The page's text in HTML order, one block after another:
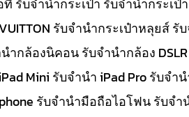
รับจำนำกระเป๋า รับจำนำกระเ
VUITTON รับจำนำกระเป๋าหลุย
ำกล้องนิคอน รับจำนำกล้อง
Mini รับจำนำ iPad Pro รับจ
รับจำนำมือถือไอโฟน รับจ